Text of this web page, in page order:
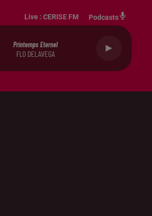
Live : CERISE FM Podcasts
Printemps Eternel
FLO DELAVEGA